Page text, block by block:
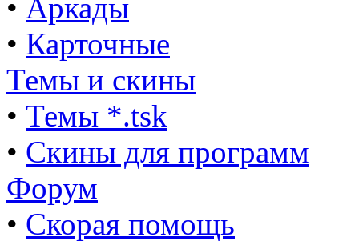
• Аркады
• Карточные
Темы и скины
• Темы *.tsk
• Скины для программ
Форум
• Скорая помощь